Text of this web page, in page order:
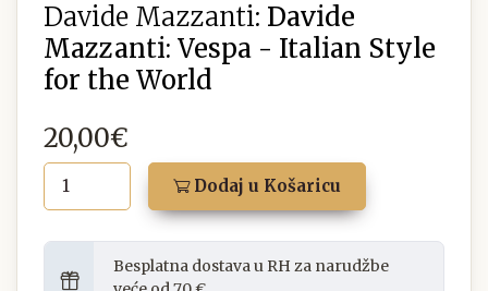
Davide Mazzanti: Davide
Mazzanti: Vespa - Italian Style
for the World
20,00€
Dodaj u Košaricu
Besplatna dostava u RH za narudžbe